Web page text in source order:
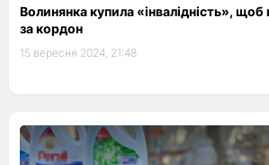
Волинянка купила «інвалідність», щоб
за кордон
15 вересня 2024, 21:48